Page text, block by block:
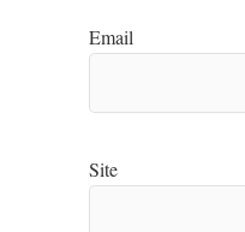
Email
Site